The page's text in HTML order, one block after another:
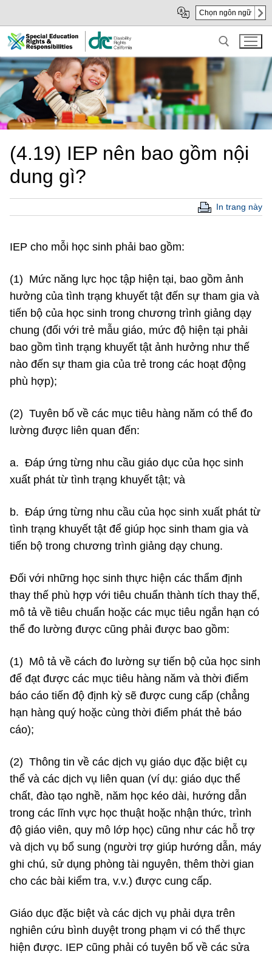
Main
Content
sub
navigation
Chọn ngôn ngữ
Search for:
(4.19) IEP nên bao gồm nội
dung gì?
In trang này
IEP cho mỗi học sinh phải bao gồm:
(1) Mức năng lực học tập hiện tại, bao gồm ảnh
hưởng của tình trạng khuyết tật đến sự tham gia và
tiến bộ của học sinh trong chương trình giảng dạy
chung (đối với trẻ mẫu giáo, mức độ hiện tại phải
bao gồm tình trạng khuyết tật ảnh hưởng như thế
nào đến sự tham gia của trẻ trong các hoạt động
phù hợp);
(2) Tuyên bố về các mục tiêu hàng năm có thể đo
lường được liên quan đến:
a. Đáp ứng từng nhu cầu giáo dục của học sinh
xuất phát từ tình trạng khuyết tật; và
b. Đáp ứng từng nhu cầu của học sinh xuất phát từ
tình trạng khuyết tật để giúp học sinh tham gia và
tiến bộ trong chương trình giảng dạy chung.
Đối với những học sinh thực hiện các thẩm định
thay thế phù hợp với tiêu chuẩn thành tích thay thế,
mô tả về tiêu chuẩn hoặc các mục tiêu ngắn hạn có
thể đo lường được cũng phải được bao gồm:
(1) Mô tả về cách đo lường sự tiến bộ của học sinh
để đạt được các mục tiêu hàng năm và thời điểm
báo cáo tiến độ định kỳ sẽ được cung cấp (chẳng
hạn hàng quý hoặc cùng thời điểm phát thẻ báo
cáo);
(2) Thông tin về các dịch vụ giáo dục đặc biệt cụ
thể và các dịch vụ liên quan (ví dụ: giáo dục thể
chất, đào tạo nghề, năm học kéo dài, hướng dẫn
trong các lĩnh vực học thuật hoặc nhận thức, trình
độ giáo viên, quy mô lớp học) cũng như các hỗ trợ
và dịch vụ bổ sung (người trợ giúp hướng dẫn, máy
ghi chú, sử dụng phòng tài nguyên, thêm thời gian
cho các bài kiểm tra, v.v.) được cung cấp.
Giáo dục đặc biệt và các dịch vụ phải dựa trên
nghiên cứu bình duyệt trong phạm vi có thể thực
hiện được. IEP cũng phải có tuyên bố về các sửa